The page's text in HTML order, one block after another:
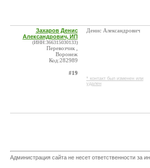
Захаров Денис
Александрович, ИП
(ИНН:366315030133)
Перевозчик ,
Воронеж
Код:282989
#19
Денис Александрович
* контакт был изменен или
удален
Администрация сайта не несет ответственности